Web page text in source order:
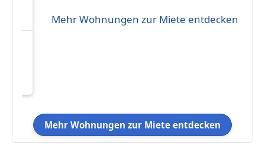
Mehr Wohnungen zur Miete entdecken
Mehr Wohnungen zur Miete entdecken